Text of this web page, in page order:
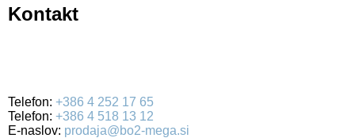
Kontakt
Telefon: +386 4 252 17 65
Telefon: +386 4 518 13 12
E-naslov: prodaja@bo2-mega.si